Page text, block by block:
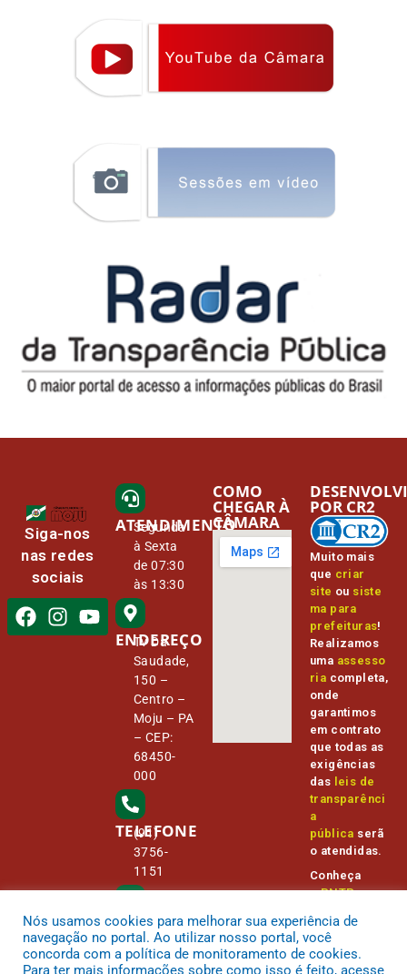
Siga-nos
nas redes
sociais
ATENDIMENTO
Segunda
à Sexta
de 07:30
às 13:30
ENDEREÇO
Tv Da
Saudade,
150 –
Centro –
Moju – PA
– CEP:
68450-
000
TELEFONE
(91)
3756-
1151
E-MAIL
camara@
cmmoju.p
a.gov.br
COMO
CHEGAR À
CÂMARA
Muito mais
que criar
site ou siste
ma para
prefeituras!
Realizamos
uma assesso
ria completa,
onde
garantimos
em contrato
que todas as
exigências
das leis de
transparênci
a
pública serã
o atendidas.
Conheça
oPNTPe
Transparênc
ia Pública
POR CR2
Nós usamos cookies para melhorar sua experiência de
navegação no portal. Ao utilizar nosso portal, você
concorda com a política de monitoramento de cookies.
Para ter mais informações sobre como isso é feito, acesse